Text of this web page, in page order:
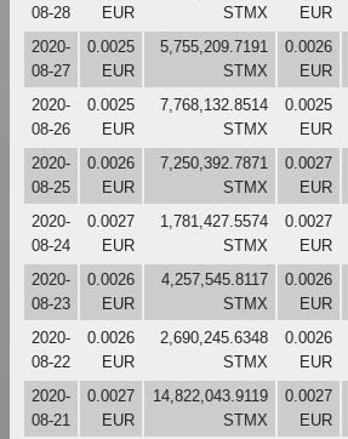
08-28
EUR
STMX
EUR
2020-
08-27
0.0025
EUR
5,755,209.7191
STMX
0.0026
EUR
2020-
08-26
0.0025
EUR
7,768,132.8514
STMX
0.0025
EUR
2020-
08-25
0.0026
EUR
7,250,392.7871
STMX
0.0027
EUR
2020-
08-24
0.0027
EUR
1,781,427.5574
STMX
0.0027
EUR
2020-
08-23
0.0026
EUR
4,257,545.8117
STMX
0.0026
EUR
2020-
08-22
0.0026
EUR
2,690,245.6348
STMX
0.0026
EUR
2020-
08-21
0.0027
EUR
14,822,043.9119
STMX
0.0027
EUR